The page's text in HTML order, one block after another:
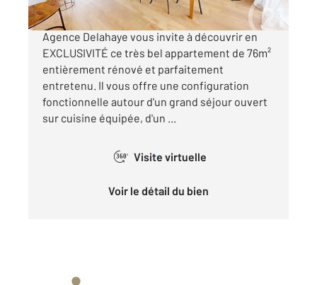
SAINT-QUENTIN - REMICOURT CENTURY 21 -
Agence Delahaye vous invite à découvrir en
EXCLUSIVITÉ ce très bel appartement de 76m²
entièrement rénové et parfaitement
entretenu. Il vous offre une configuration
fonctionnelle autour d'un grand séjour ouvert
sur cuisine équipée, d'un ...
360° Visite virtuelle
Voir le détail du bien